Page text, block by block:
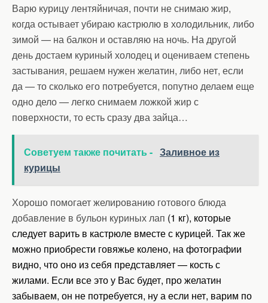
Варю курицу лентяйничая, почти не снимаю жир,
когда остывает убираю кастрюлю в холодильник, либо
зимой — на балкон и оставляю на ночь. На другой
день достаем куриный холодец и оцениваем степень
застывания, решаем нужен желатин, либо нет, если
да — то сколько его потребуется, попутно делаем еще
одно дело — легко снимаем ложкой жир с
поверхности, то есть сразу два зайца…
Советуем также почитать - Заливное из
курицы
Хорошо помогает желированию готового блюда
добавление в бульон куриных лап (1 кг), которые
следует варить в кастрюле вместе с курицей. Так же
можно приобрести говяжье колено, на фотографии
видно, что оно из себя представляет — кость с
жилами. Если все это у Вас будет, про желатин
забываем, он не потребуется, ну а если нет, варим по